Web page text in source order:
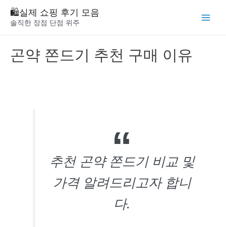
🛍️실제 쇼핑 후기 모음
솔직한 장점 단점 위주
곤약 쫀드기 추천 구매 이유
추천 곤약 쫀드기 비교 및
가격 알려드리고자 합니
다.